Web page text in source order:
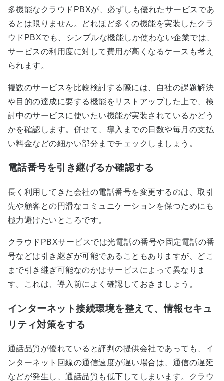
多機能なクラウドPBXが、必ずしも優れたサービスであ
るとは限りません。どれほど多くの機能を実装したクラ
ウドPBXでも、シンプルな機能しか使わない企業では、
サービスの利用度に対して費用が高くなるケースも考え
られます。
複数のサービスを比較検討する際には、自社の課題解決
や目的の達成に要する機能をリストアップした上で、検
討中のサービスに使いたい機能が実装されているかどう
かを確認します。併せて、導入までの日数や毎月の支払
い料金などの細かい部分までチェックしましょう。
電話番号を引き継げるか確認する
長く利用してきた会社の電話番号を変更するのは、取引
先や顧客との円滑なコミュニケーションを保つためにも
極力避けたいところです。
クラウドPBXサービスでは光電話の番号や固定電話の番
号などは引き継ぎが可能であることもありますが、どこ
まで引き継ぎ可能なのかはサービスによって異なりま
す。これは、導入前によく確認しておきましょう。
インターネット接続環境を整えて、情報セキュ
リティ対策をする
通話品質が優れていると評判の提供会社であっても、イ
ンターネット回線の通信速度が遅い場合は、通信の遅延
などが発生し、通話品質も低下してしまいます。クラウ